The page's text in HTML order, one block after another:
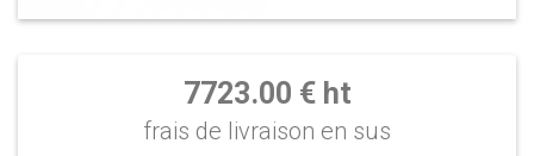
7723.00 € ht
frais de livraison en sus